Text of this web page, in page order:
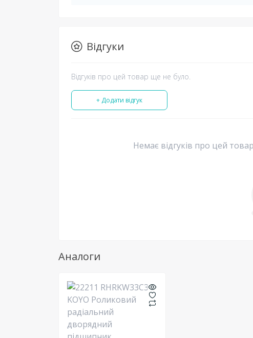
Відгуки
Відгуків про цей товар ще не було.
+ Додати відгук
Немає відгуків про цей
Аналоги